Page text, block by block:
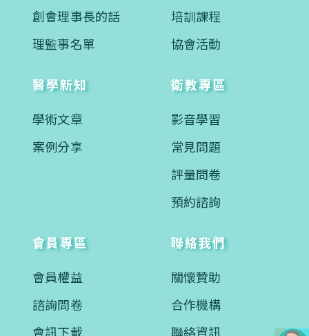
創會理事長的話
理監事名單
培訓課程
協會活動
醫學新知
學術文章
案例分享
衛教專區
影音學習
常見問題
評量問卷
預約諮詢
會員專區
會員權益
諮詢問卷
會訊下載
聯絡我們
關懷贊助
合作機構
聯絡資訊